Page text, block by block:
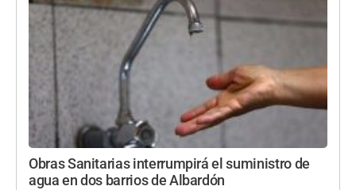
Obras Sanitarias interrumpirá el suministro de
agua en dos barrios de Albardón